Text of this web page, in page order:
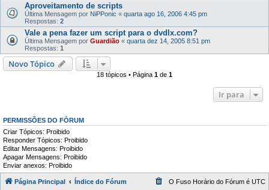
Aproveitamento de scripts
Última Mensagem por NiPPonic « quarta ago 16, 2006 4:45 pm
Respostas: 2
Vale a pena fazer um script para o dvdlx.com?
Última Mensagem por Guardião « quarta dez 14, 2005 8:51 pm
Respostas: 1
Novo Tópico
18 tópicos • Página 1 de 1
Ir para
PERMISSÕES DO FÓRUM
Criar Tópicos: Proibido
Responder Tópicos: Proibido
Editar Mensagens: Proibido
Apagar Mensagens: Proibido
Enviar anexos: Proibido
Página Principal Índice do Fórum O Fuso Horário do Fórum é UTC